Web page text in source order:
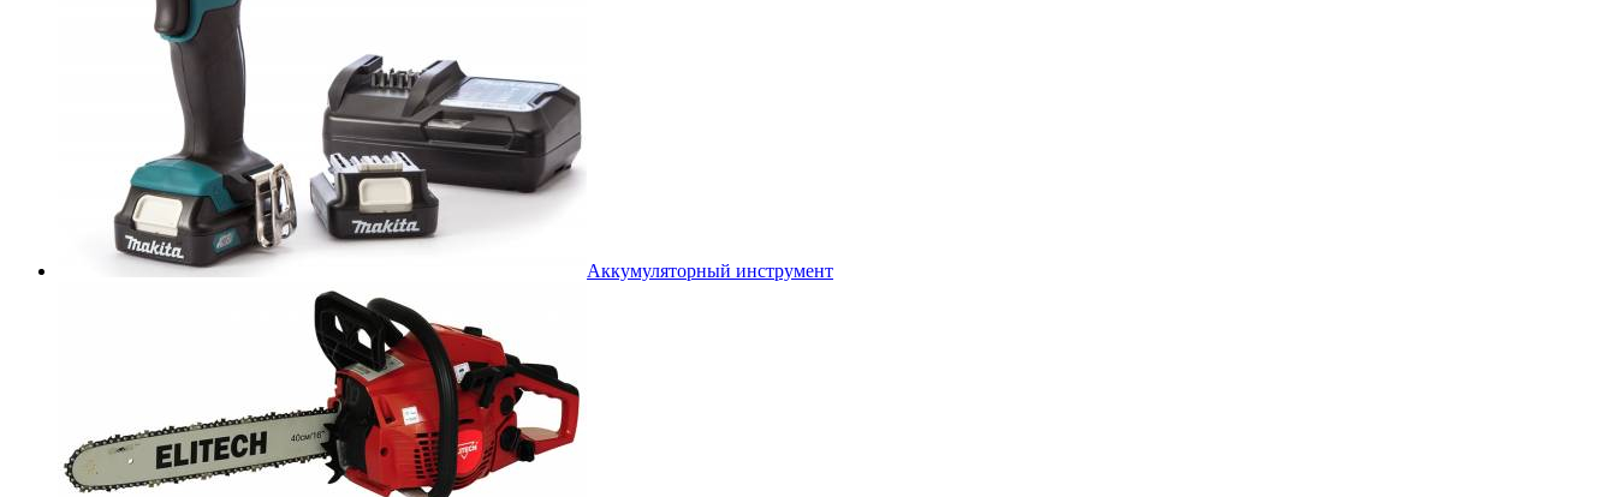
Аккумуляторный инструмент